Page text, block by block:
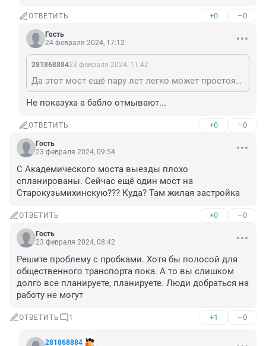
ОТВЕТИТЬ +0 –0
Гость
24 февраля 2024, 17:12
28186888423 февраля 2024, 11:42
Да этот мост ещё пару лет легко может простоять и будут ве через светофор в одну полосу ездить !! Неужели не понятно люди что все делается на показуху !!
Не показуха а бабло отмывают...
ОТВЕТИТЬ +0 –0
Гость
23 февраля 2024, 09:54
С Академического моста выезды плохо
спланированы. Сейчас ещё один мост на
Старокузьмихинскую??? Куда? Там жилая застройка
ОТВЕТИТЬ +0 –0
Гость
23 февраля 2024, 08:42
Решите проблему с пробками. Хотя бы полосой для
общественного транспорта пока. А то вы слишком
долго все планируете, планируете. Люди добраться на
работу не могут
ОТВЕТИТЬ 1 +1 –0
281868884